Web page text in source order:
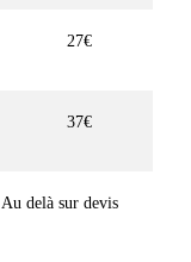
27€
37€
delà sur devis